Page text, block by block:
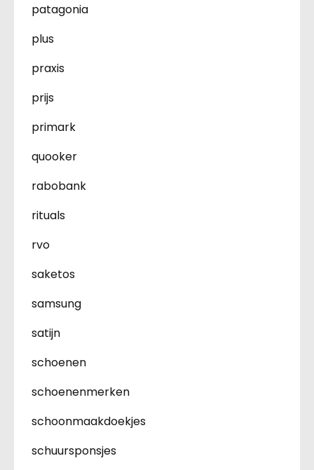
patagonia
plus
praxis
prijs
primark
quooker
rabobank
rituals
rvo
saketos
samsung
satijn
schoenen
schoenenmerken
schoonmaakdoekjes
schuursponsjes